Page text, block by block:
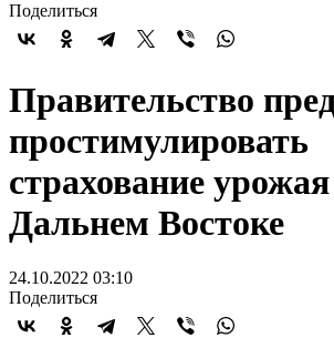
Поделиться
Правительство
простимулировать
страхование
Дальнем Востоке
24.10.2022 03:10
Поделиться